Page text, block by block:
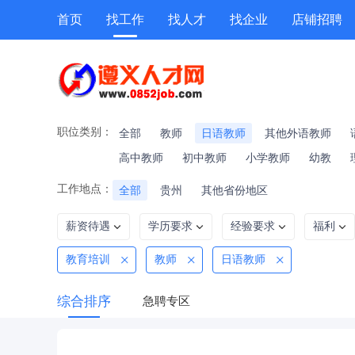
首页 找工作 找人才 找企业 店铺招聘
职位类别： 全部 教师 日语教师 其他外语教师
高中教师
初中教师 小学教师 幼教
工作地点： 全部 贵州 其他省份地区
薪资待遇 学历要求 经验要求 福利
教育培训 教师 日语教师
综合排序 急聘专区